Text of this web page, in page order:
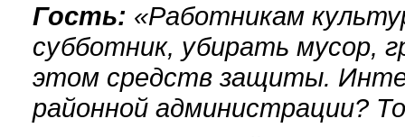
Гость: «Работникам
субботник, убирать мусор,
этом средств защиты.
районной администрации?